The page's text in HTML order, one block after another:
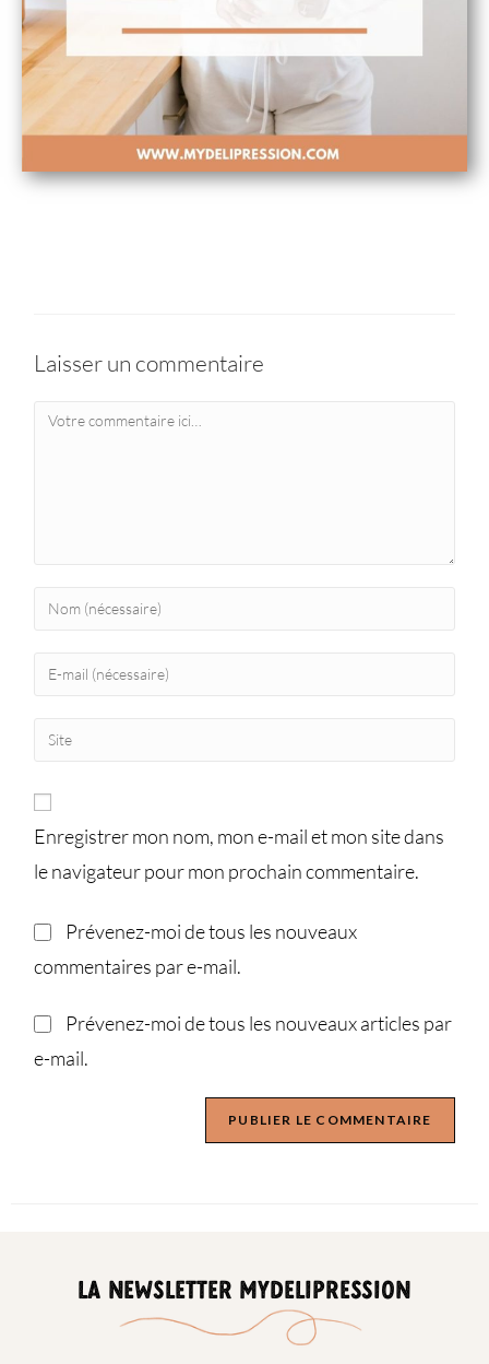
Laisser un commentaire
Enregistrer mon nom, mon e-mail et mon site dans
le navigateur pour mon prochain commentaire.
Prévenez-moi de tous les nouveaux
commentaires par e-mail.
Prévenez-moi de tous les nouveaux articles par
e-mail.
LA NEWSLETTER MYDELIPRESSION